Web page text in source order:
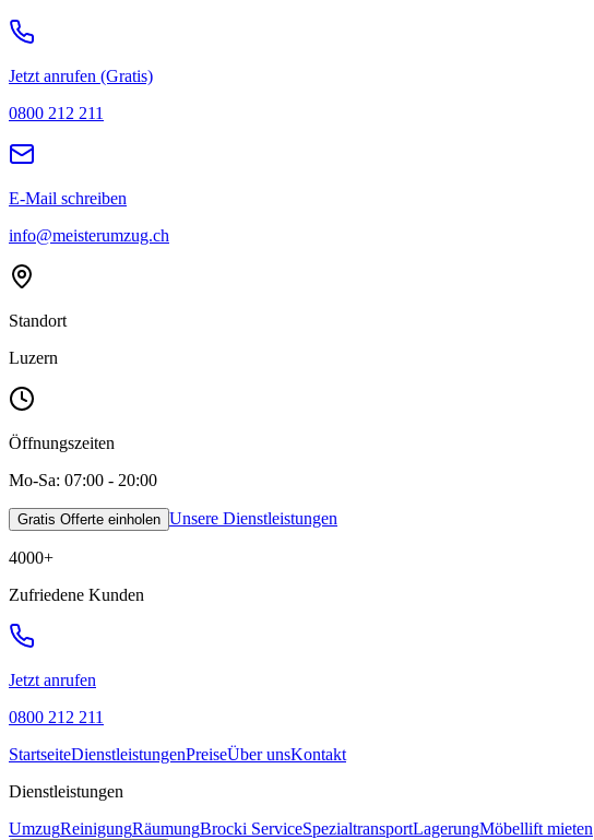
Jetzt anrufen (Gratis)
0800 212 211
E-Mail schreiben
info@meisterumzug.ch
Standort
Luzern
Öffnungszeiten
Mo-Sa: 07:00 - 20:00
Gratis Offerte einholen Unsere Dienstleistungen
4000+
Zufriedene Kunden
Jetzt anrufen
0800 212 211
StartseiteDienstleistungenPreiseÜber unsKontakt
Dienstleistungen
UmzugReinigungRäumungBrocki ServiceSpezialtransportLagerungMöbellift mieten